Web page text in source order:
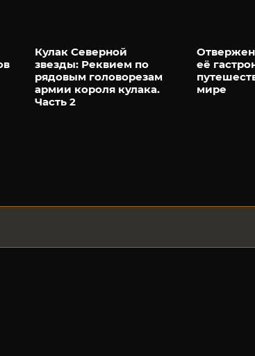
Кулак Северной
звезды: Реквием по
рядовым головорезам
армии короля кулака.
Часть 2
её
мире